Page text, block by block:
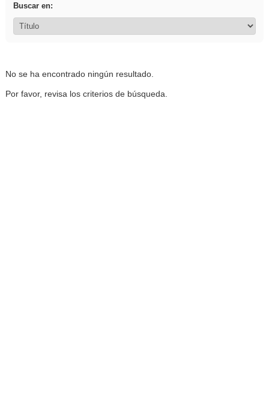
Buscar en:
No se ha encontrado ningún resultado.
Por favor, revisa los criterios de búsqueda.